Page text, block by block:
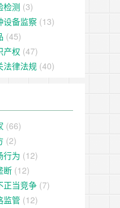
检测 (3)
设备监察 (13)
(45)
产权 (47)
法律法规 (40)
(66)
(2)
行为 (12)
断 (12)
正当竞争 (7)
监管 (12)